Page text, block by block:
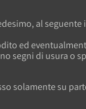
al seguente
ed
segni di usura o
solamente su